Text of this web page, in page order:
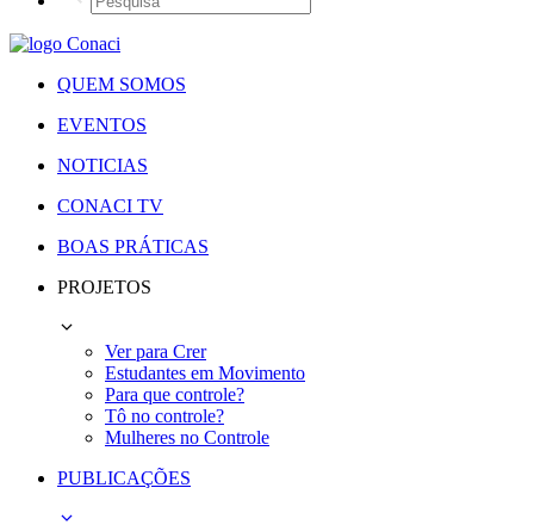
QUEM SOMOS
EVENTOS
NOTICIAS
CONACI TV
BOAS PRÁTICAS
PROJETOS
Ver para Crer
Estudantes em Movimento
Para que controle?
Tô no controle?
Mulheres no Controle
PUBLICAÇÕES